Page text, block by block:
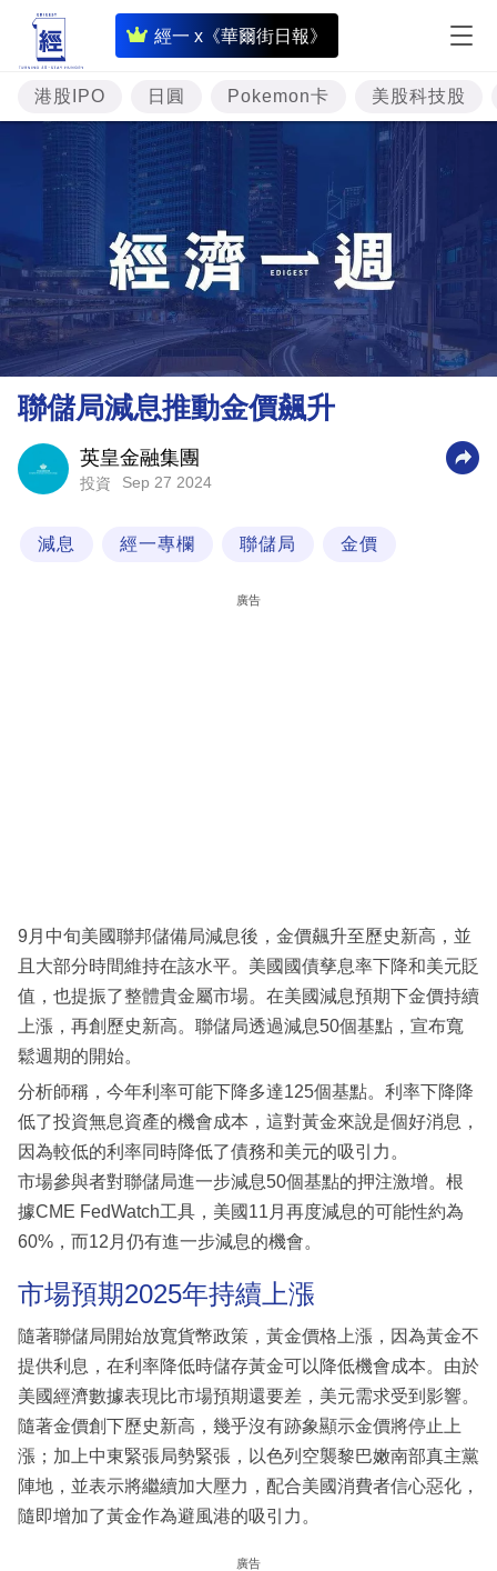
經一 x《華爾街日報》
即
時
財
經
專
題
投
資
樓
市
理
財
商
業
閱
專
區
港股IPO 日圓 Pokemon卡 美股科技股
聯儲局減息推動金價飆升
英皇金融集團
投資 Sep 27 2024
減息 經一專欄 聯儲局 金價
廣告
9月中旬美國聯邦儲備局減息後，金價飆升至歷史新高，並
且大部分時間維持在該水平。美國國債孳息率下降和美元貶
值，也提振了整體貴金屬市場。在美國減息預期下金價持續
上漲，再創歷史新高。聯儲局透過減息50個基點，宣布寬
鬆週期的開始。
分析師稱，今年利率可能下降多達125個基點。利率下降降
低了投資無息資產的機會成本，這對黃金來說是個好消息，
因為較低的利率同時降低了債務和美元的吸引力。
市場參與者對聯儲局進一步減息50個基點的押注激增。根
據CME FedWatch工具，美國11月再度減息的可能性約為
60%，而12月仍有進一步減息的機會。
市場預期2025年持續上漲
隨著聯儲局開始放寬貨幣政策，黃金價格上漲，因為黃金不
提供利息，在利率降低時儲存黃金可以降低機會成本。由於
美國經濟數據表現比市場預期還要差，美元需求受到影響。
隨著金價創下歷史新高，幾乎沒有跡象顯示金價將停止上
漲；加上中東緊張局勢緊張，以色列空襲黎巴嫩南部真主黨
陣地，並表示將繼續加大壓力，配合美國消費者信心惡化，
隨即增加了黃金作為避風港的吸引力。
廣告